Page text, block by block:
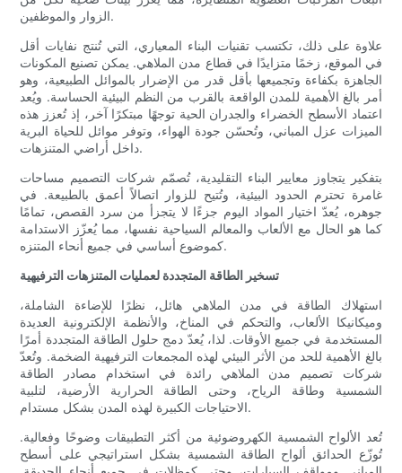
الزوار والموظفين.
علاوة على ذلك، تكتسب تقنيات البناء المعياري، التي تُنتج نفايات أقل
في الموقع، زخمًا متزايدًا في قطاع مدن الملاهي. يمكن تصنيع المكونات
الجاهزة بكفاءة وتجميعها بأقل قدر من الإضرار بالموائل الطبيعية، وهو
أمر بالغ الأهمية للمدن الواقعة بالقرب من النظم البيئية الحساسة. ويُعد
اعتماد الأسطح الخضراء والجدران الحية توجهًا مبتكرًا آخر، إذ تُعزز هذه
الميزات عزل المباني، وتُحسّن جودة الهواء، وتوفر موائل للحياة البرية
داخل أراضي المتنزهات.
بتفكير يتجاوز معايير البناء التقليدية، تُصمّم شركات التصميم مساحات
غامرة تحترم الحدود البيئية، وتُتيح للزوار اتصالاً أعمق بالطبيعة. في
جوهره، يُعدّ اختيار المواد اليوم جزءًا لا يتجزأ من سرد القصص، تمامًا
كما هو الحال مع الألعاب والمعالم السياحية نفسها، مما يُعزّز الاستدامة
كموضوع أساسي في جميع أنحاء المتنزه.
تسخير الطاقة المتجددة لعمليات المتنزهات الترفيهية
استهلاك الطاقة في مدن الملاهي هائل، نظرًا للإضاءة الشاملة،
وميكانيكا الألعاب، والتحكم في المناخ، والأنظمة الإلكترونية العديدة
المستخدمة في جميع الأوقات. لذا، يُعدّ دمج حلول الطاقة المتجددة أمرًا
بالغ الأهمية للحد من الأثر البيئي لهذه المجمعات الترفيهية الضخمة. وتُعدّ
شركات تصميم مدن الملاهي رائدة في استخدام مصادر الطاقة
الشمسية وطاقة الرياح، وحتى الطاقة الحرارية الأرضية، لتلبية
الاحتياجات الكبيرة لهذه المدن بشكل مستدام.
تُعد الألواح الشمسية الكهروضوئية من أكثر التطبيقات وضوحًا وفعالية.
تُوزّع الحدائق ألواح الطاقة الشمسية بشكل استراتيجي على أسطح